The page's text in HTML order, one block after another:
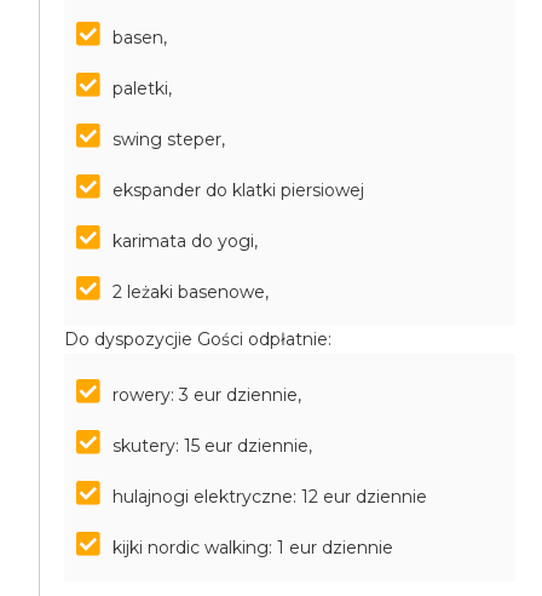
basen,
paletki,
swing steper,
ekspander do klatki piersiowej
karimata do yogi,
2 leżaki basenowe,
Do dyspozycjie Gości odpłatnie:
rowery: 3 eur dziennie,
skutery: 15 eur dziennie,
hulajnogi elektryczne: 12 eur dziennie
kijki nordic walking: 1 eur dziennie